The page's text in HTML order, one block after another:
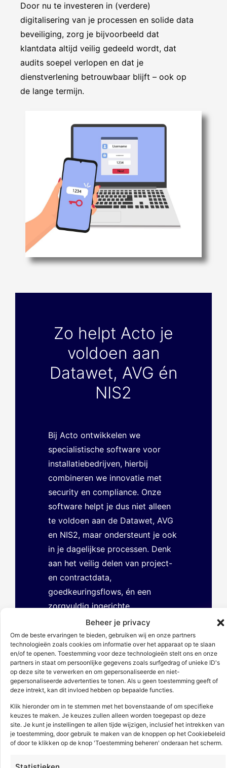
Beheer je privacy
Om de beste ervaringen te bieden, gebruiken wij en onze partners
technologieën zoals cookies om informatie over het apparaat op te slaan
en/of te openen. Toestemming voor deze technologieën stelt ons en onze
partners in staat om persoonlijke gegevens zoals surfgedrag of unieke ID's
op deze site te verwerken en om gepersonaliseerde en niet-
gepersonaliseerde advertenties te tonen. Als u geen toestemming geeft of
deze intrekt, kan dit invloed hebben op bepaalde functies.
Klik hieronder om in te stemmen met het bovenstaande of om specifieke
keuzes te maken. Je keuzes zullen alleen worden toegepast op deze
site. Je kunt je instellingen te allen tijde wijzigen, inclusief het intrekken van
je toestemming, door gebruik te maken van de knoppen op het Cookiebeleid
of door te klikken op de knop 'Toestemming beheren' onderaan het scherm.
Door nu te investeren in (verdere)
digitalisering van je processen en solide data
beveiliging, zorg je bijvoorbeeld dat
klantdata altijd veilig gedeeld wordt, dat
audits soepel verlopen en dat je
dienstverlening betrouwbaar blijft – ook op
de lange termijn.
Zo helpt Acto je
voldoen aan
Datawet, AVG én
NIS2
Bij Acto ontwikkelen we
specialistische software voor
installatiebedrijven, hierbij
combineren we innovatie met
security en compliance. Onze
software helpt je dus niet alleen
te voldoen aan de Datawet, AVG
en NIS2, maar ondersteunt je ook
in je dagelijkse processen. Denk
aan het veilig delen van project-
en contractdata,
goedkeuringsflows, én een
zorgvuldig ingerichte
autorisatiestructuur. Toegang tot
functies en gegevens is volledig
rolgebaseerd, zodat elke
gebruiker alleen ziet wat relevant
is voor zijn of haar taken.
aanpakken? In onssecuritybeleid
lees je hoe we met hetZero
Trust-principejouw digitale